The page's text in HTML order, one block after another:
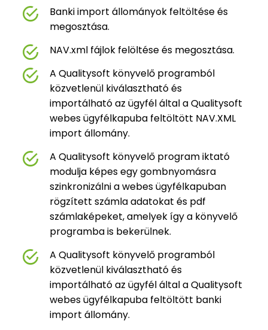
Banki import állományok feltöltése és
megosztása.
NAV.xml fájlok felöltése és megosztása.
A Qualitysoft könyvelő programból
közvetlenül kiválasztható és
importálható az ügyfél által a Qualitysoft
webes ügyfélkapuba feltöltött NAV.XML
import állomány.
A Qualitysoft könyvelő program iktató
modulja képes egy gombnyomásra
szinkronizálni a webes ügyfélkapuban
rögzített számla adatokat és pdf
számlaképeket, amelyek így a könyvelő
programba is bekerülnek.
A Qualitysoft könyvelő programból
közvetlenül kiválasztható és
importálható az ügyfél által a Qualitysoft
webes ügyfélkapuba feltöltött banki
import állomány.